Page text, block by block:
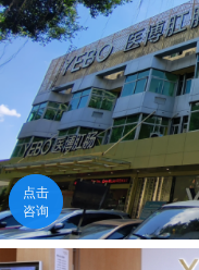
点击
咨询